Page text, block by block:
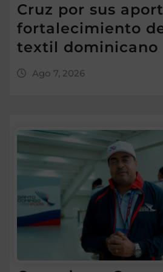
Cruz por sus
fortalecimiento
textil dominicano
Ago 7, 2026